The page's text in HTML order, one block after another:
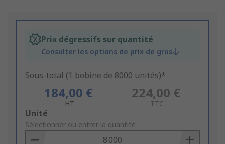
Prix dégressifs sur quantité
Consulter les options de prix de gros
Sous-total (1 bobine de 8000 unités)*
184,00 €
HT
224,00 €
TTC
Add
to
Basket
Unité
Sélectionner ou entrer la quantité